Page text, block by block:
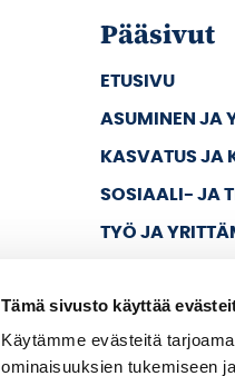
Tämä sivusto käyttää
Käytämme evästeitä
ominaisuuksien tukemiseen
Pääsivut
ETUSIVU
ASUMINEN JA
KASVATUS JA
SOSIAALI- JA
TYÖ JA
KAUPUNKI JA